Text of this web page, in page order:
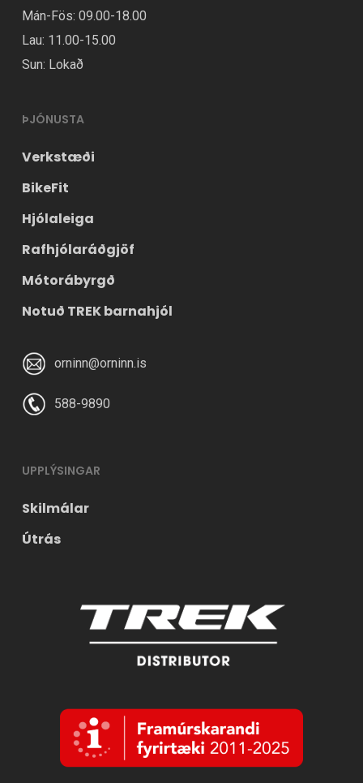
Mán-Fös: 09.00-18.00
Lau: 11.00-15.00
Sun: Lokað
ÞJÓNUSTA
Verkstæði
BikeFit
Hjólaleiga
Rafhjólaráðgjöf
Mótorábyrgð
Notuð TREK barnahjól
orninn@orninn.is
588-9890
UPPLÝSINGAR
Skilmálar
Útrás